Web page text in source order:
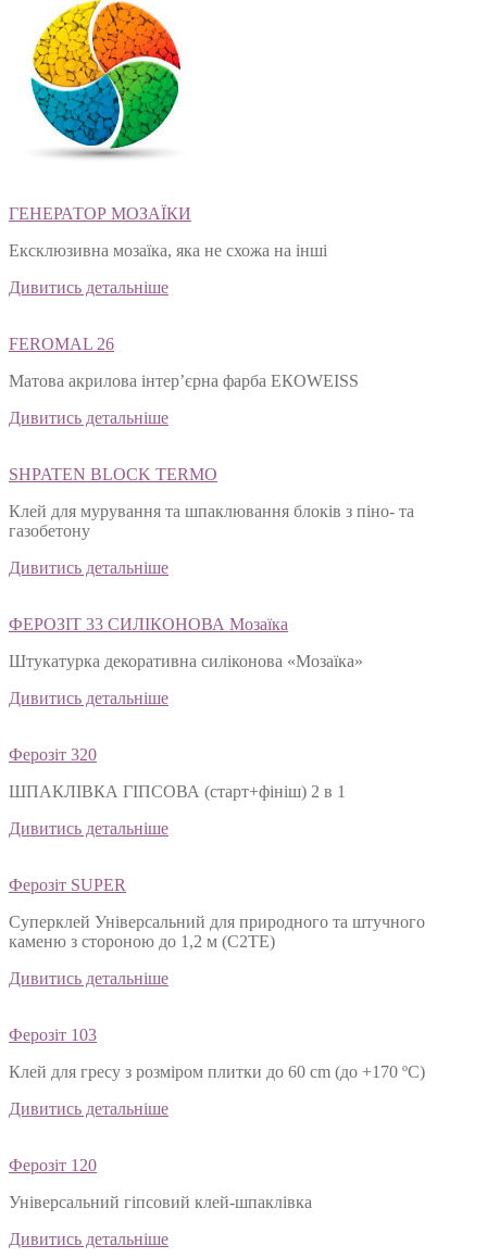
ГЕНЕРАТОР МОЗАЇКИ
Ексклюзивна мозаїка, яка не схожа на інші
Дивитись детальніше
FEROMAL 26
Матова акрилова інтер’єрна фарба ЕКОWEISS
Дивитись детальніше
SHPATEN BLOСK TERMO
Клей для мурування та шпаклювання блоків з піно- та
газобетону
Дивитись детальніше
ФЕРОЗІТ 33 СИЛІКОНОВА Мозаїка
Штукатурка декоративна силіконова «Мозаїка»
Дивитись детальніше
Ферозіт 320
ШПАКЛІВКА ГІПСОВА (старт+фініш) 2 в 1
Дивитись детальніше
Ферозіт SUPER
Суперклей Універсальний для природного та штучного
каменю з стороною до 1,2 м (C2TЕ)
Дивитись детальніше
Ферозіт 103
Клей для гресу з розміром плитки до 60 cm (до +170 ºС)
Дивитись детальніше
Ферозіт 120
Універсальний гіпсовий клей-шпаклівка
Дивитись детальніше